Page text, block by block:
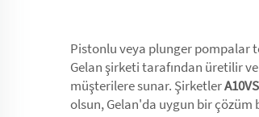
Pistonlu veya plunger pompalar
Gelan şirketi tarafından üretilir
müşterilere sunar. Şirketler
olsun, Gelan'da uygun bir çözüm